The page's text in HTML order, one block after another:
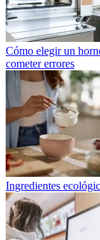
Cómo elegir un
cometer errores
Ingredientes